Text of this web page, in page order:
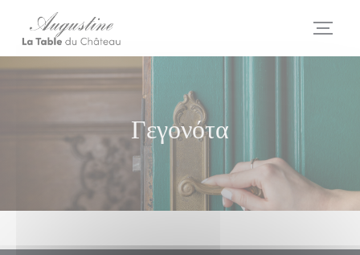
Πίνακας διαχείρισης "Μπισκότων" (Cookies)
Γεγονότα